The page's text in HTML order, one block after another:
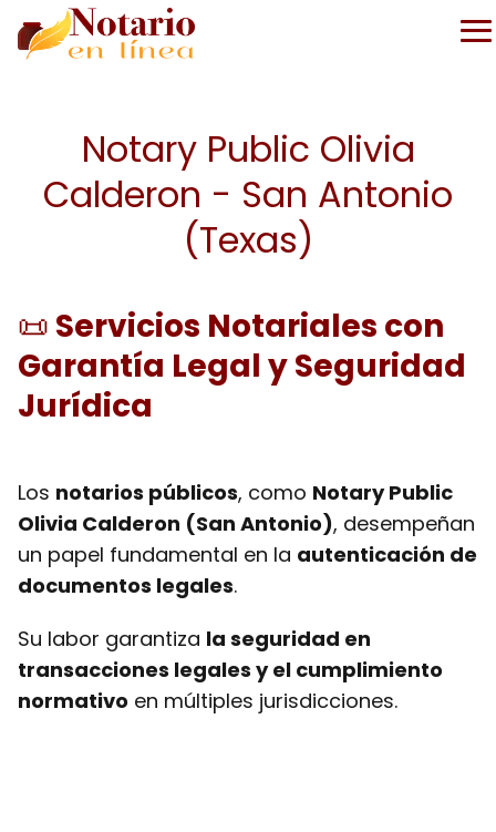
Notary Public Olivia
Calderon - San Antonio
(Texas)
📜 Servicios Notariales con
Garantía Legal y Seguridad
Jurídica
Los notarios públicos, como Notary Public
Olivia Calderon (San Antonio), desempeñan
un papel fundamental en la autenticación de
documentos legales.
Su labor garantiza la seguridad en
transacciones legales y el cumplimiento
normativo en múltiples jurisdicciones.